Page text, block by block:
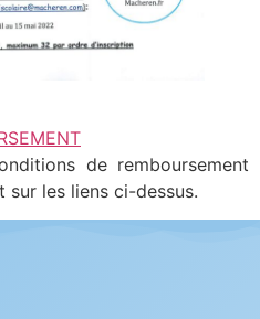
de remboursement
sur les liens ci-dessus.